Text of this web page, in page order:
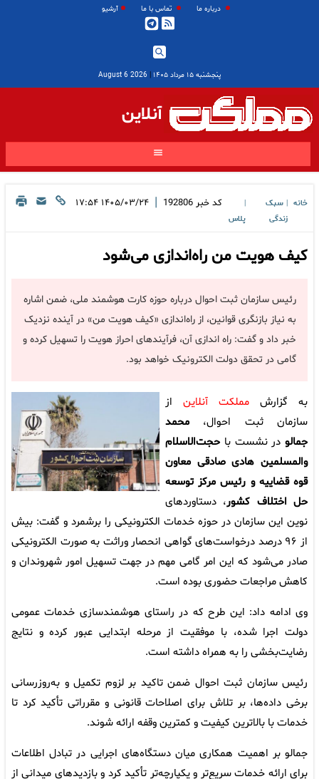
درباره ما تماس با ما آرشیو
پنجشنبه ۱۵ مرداد ۱۴۰۵ |
2026 August 6
آنلاین
خانه
سبک
زندگی
پلاس
کد خبر 192806
| ۱۴۰۵/۰۳/۲۴ ۱۷:۵۴
کیف هویت من راه‌اندازی می‌شود
رئیس سازمان ثبت احوال درباره حوزه کارت هوشمند ملی، ضمن اشاره
به نیاز بازنگری قوانین، از راه‌اندازی «کیف هویت من» در آینده نزدیک
خبر داد و گفت: راه اندازی آن، فرآیندهای احراز هویت را تسهیل کرده و
گامی در تحقق دولت الکترونیک خواهد بود.
به گزارش مملکت آنلاین از
سازمان ثبت احوال، محمد
جمالو در نشست با حجت‌الاسلام
والمسلمین هادی صادقی معاون
قوه قضاییه و رئیس مرکز توسعه
حل اختلاف کشور، دستاوردهای
نوین این سازمان در حوزه خدمات الکترونیکی را برشمرد و گفت: بیش
از ۹۶ درصد درخواست‌های گواهی انحصار وراثت به صورت الکترونیکی
صادر می‌شود که این امر گامی مهم در جهت تسهیل امور شهروندان و
کاهش مراجعات حضوری بوده است.
وی ادامه داد: این طرح که در راستای هوشمندسازی خدمات عمومی
دولت اجرا شده، با موفقیت از مرحله ابتدایی عبور کرده و نتایج
رضایت‌بخشی را به همراه داشته است.
رئیس سازمان ثبت احوال ضمن تاکید بر لزوم تکمیل و به‌روزرسانی
برخی داده‌ها، بر تلاش برای اصلاحات قانونی و مقرراتی تأکید کرد تا
خدمات با بالاترین کیفیت و کمترین وقفه ارائه شوند.
جمالو بر اهمیت همکاری میان دستگاه‌های اجرایی در تبادل اطلاعات
برای ارائه خدمات سریع‌تر و یکپارچه‌تر تأکید کرد و بازدیدهای میدانی از